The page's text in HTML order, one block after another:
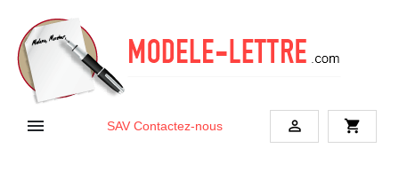
 SAV Contactez-nous  shopping_cart